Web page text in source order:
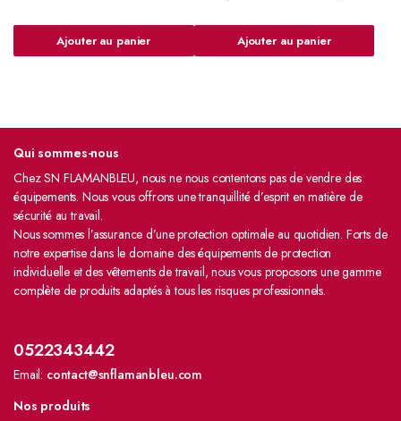
Ajouter au panier Ajouter au panier
Qui sommes-nous
Chez SN FLAMANBLEU, nous ne nous contentons pas de vendre des
équipements. Nous vous offrons une tranquillité d’esprit en matière de
sécurité au travail.
Nous sommes l’assurance d’une protection optimale au quotidien. Forts de
notre expertise dans le domaine des équipements de protection
individuelle et des vêtements de travail, nous vous proposons une gamme
complète de produits adaptés à tous les risques professionnels.
0522343442
Email: contact@snflamanbleu.com
Nos produits